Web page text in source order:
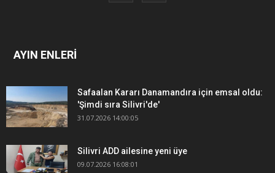
AYIN ENLERİ
Safaalan Kararı Danamandıra için emsal oldu:
'Şimdi sıra Silivri'de'
31.07.2026 14:00:05
Silivri ADD ailesine yeni üye
09.07.2026 16:08:01